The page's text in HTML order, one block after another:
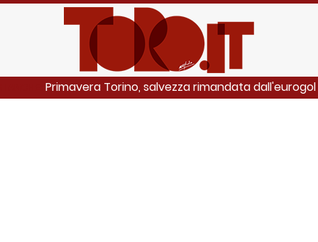
Primavera Torino, salvezza rimandata